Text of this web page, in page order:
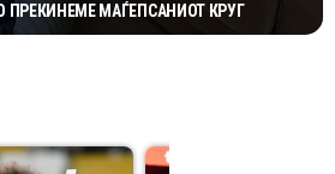
ПРЕКИНЕМЕ МАЃЕПСАНИОТ КРУГ